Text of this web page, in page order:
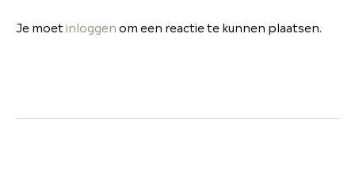
Je moetinloggenom een reactie te kunnen plaatsen.